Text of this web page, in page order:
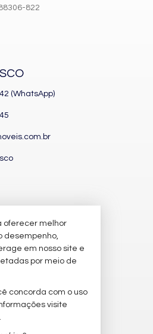
822
(WhatsApp)
oferecer melhor
desempenho,
em nosso site e
por meio de
concorda com o uso
visite
.